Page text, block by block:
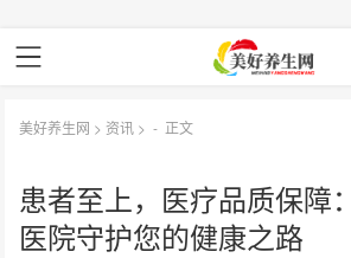
美好养生网 > 资讯 > - 正文
患者至上，医疗品质保障
医院守护您的健康之路